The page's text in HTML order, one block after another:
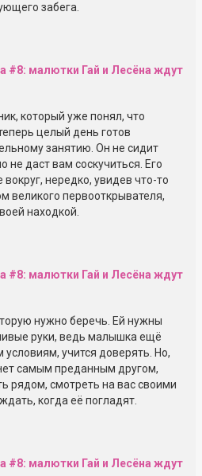
забега.
который уже понял, что
целый день готов
занятию. Он не сидит
не даст вам соскучиться. Его
нередко, увидев что-то
великого первооткрывателя,
находкой.
нужно беречь. Ей нужны
руки, ведь малышка ещё
учится доверять. Но,
самым преданным другом,
рядом, смотреть на вас своими
когда её погладят.